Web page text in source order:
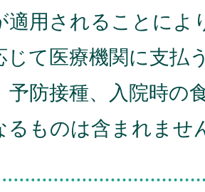
適用されることによ
じて医療機関に支払
予防接種、入院時の
るものは含まれませ